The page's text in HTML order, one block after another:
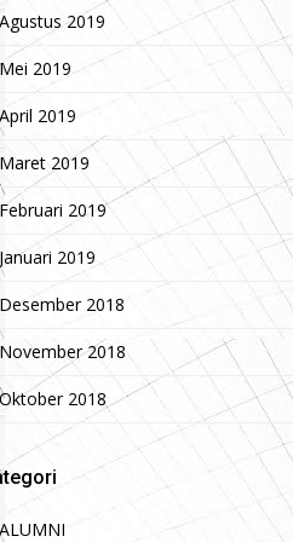
Agustus 2019
Mei 2019
April 2019
Maret 2019
Februari 2019
Januari 2019
Desember 2018
November 2018
Oktober 2018
ALUMNI